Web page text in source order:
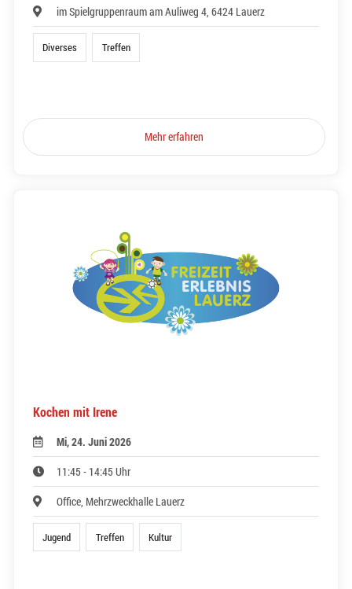
im Spielgruppenraum am Auliweg 4, 6424 Lauerz
Diverses Treffen
Mehr erfahren
Kochen mit Irene
Mi, 24. Juni 2026
11:45 - 14:45 Uhr
Office, Mehrzweckhalle Lauerz
Jugend Treffen Kultur